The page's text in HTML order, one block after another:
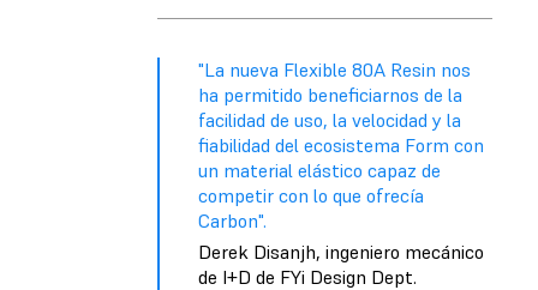
"La nueva Flexible 80A Resin nos
ha permitido beneficiarnos de la
facilidad de uso, la velocidad y la
fiabilidad del ecosistema Form con
un material elástico capaz de
competir con lo que ofrecía
Carbon".
Derek Disanjh, ingeniero mecánico
de I+D de FYi Design Dept.